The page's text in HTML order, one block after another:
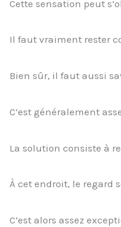
Cette sensation peut
Il faut vraiment rester
Bien sûr, il faut aussi
C’est généralement
La solution consiste à
À cet endroit, le regard
C’est alors assez